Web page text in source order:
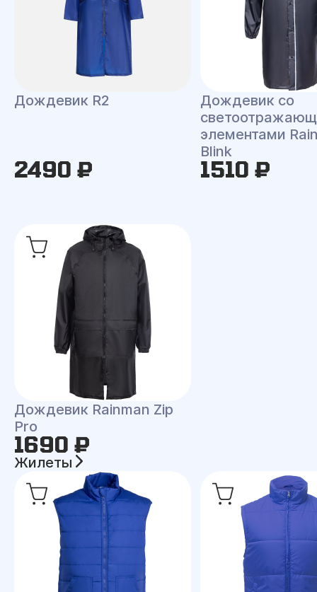
Дождевик R2
2490 ₽
Дождевик со
элементами
Blink
1510 ₽
Дождевик Rainman Zip
Pro
1690 ₽
Жилеты